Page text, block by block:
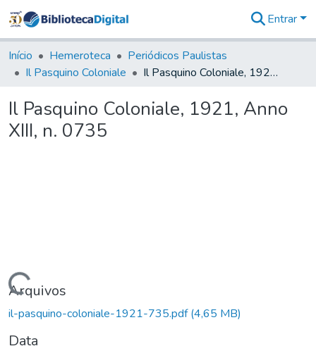
&
Coleções
Tudo na
Digital
Entrar
Início Hemeroteca
Periódicos Paulistas
Il Pasquino Coloniale
Il Pasquino Coloniale, 1921, Anno XIII, n. 0735
Il Pasquino Coloniale, 1921, Anno
XIII, n. 0735
Carregando...
Arquivos
il-pasquino-coloniale-1921-735.pdf(4,65 MB)
Data